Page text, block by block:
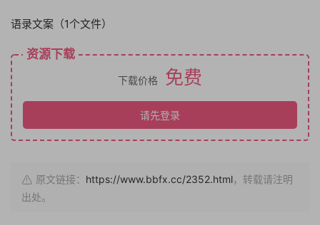
语录文案（1个文件）
资源下载
下载价格 免费
请先登录
原文链接： https://www.bbfx.cc/2352.html，转载请注明
出处。